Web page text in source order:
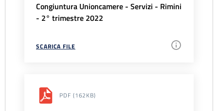
Congiuntura Unioncamere - Servizi - Rimini
- 2° trimestre 2022
SCARICA FILE
PDF (162KB)